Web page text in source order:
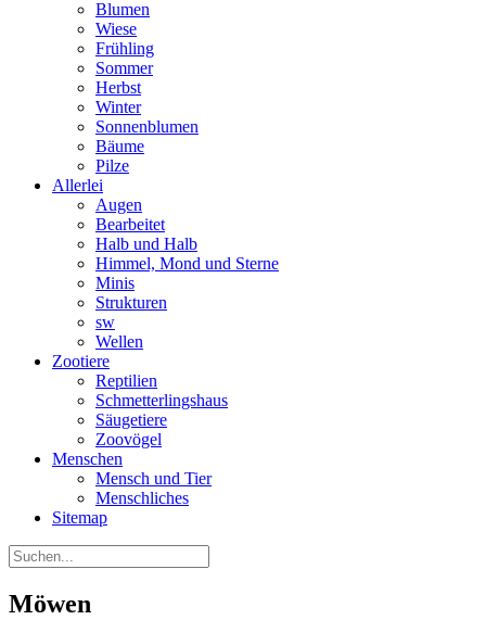
Blumen
Wiese
Frühling
Sommer
Herbst
Winter
Sonnenblumen
Bäume
Pilze
Allerlei
Augen
Bearbeitet
Halb und Halb
Himmel, Mond und Sterne
Minis
Strukturen
sw
Wellen
Zootiere
Reptilien
Schmetterlingshaus
Säugetiere
Zoovögel
Menschen
Mensch und Tier
Menschliches
Sitemap
Möwen